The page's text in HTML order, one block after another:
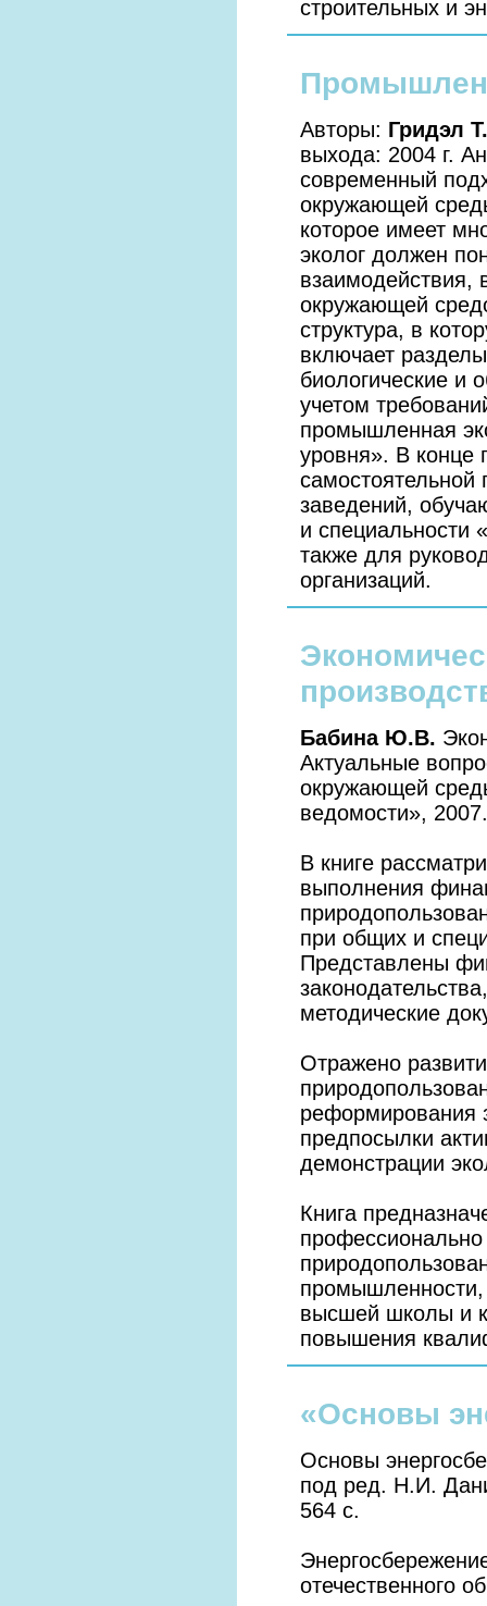
строительных и
Авторы: Гридэл
выхода: 2004 г.
современный
окружающей
которое имеет
эколог должен
взаимодействия,
окружающей
структура, в
включает
биологические и
учетом
промышленная
уровня». В конце
заведений,
и специальности
также для
организаций.
Бабина Ю.В.
Актуальные
окружающей
ведомости»,
В книге
выполнения
при общих и
Представлены
методические
Отражено
реформирования
предпосылки
демонстрации
Книга
промышленности,
высшей школы и
повышения
«Основы
Основы
под ред. Н.И.
564 с.
отечественного